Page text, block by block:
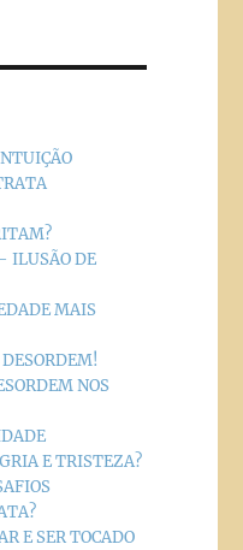
ILUSÃO DE
MAIS
NOS
E TRISTEZA?
E SER TOCADO